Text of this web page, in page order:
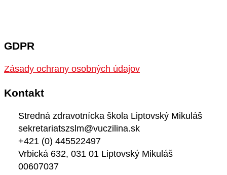
GDPR
Zásady ochrany osobných údajov
Kontakt
Stredná zdravotnícka škola Liptovský Mikuláš
sekretariatszslm@vuczilina.sk
+421 (0) 445522497
Vrbická 632, 031 01 Liptovský Mikuláš
00607037